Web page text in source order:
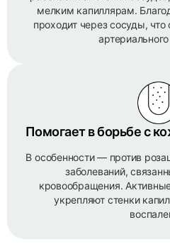
мелким капиллярам.
проходит через сосуды,
Помогает в борьбе с
В особенности — против
заболеваний,
кровообращения.
укрепляют стенки